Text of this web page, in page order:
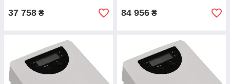
37 758 ₴ 84 956 ₴